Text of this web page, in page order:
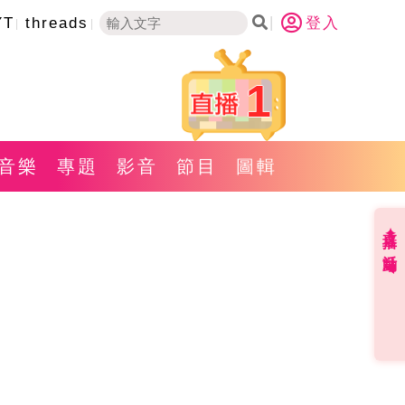
threads 登入
1
樂 專題 影音 節目 圖輯
直播✦活動